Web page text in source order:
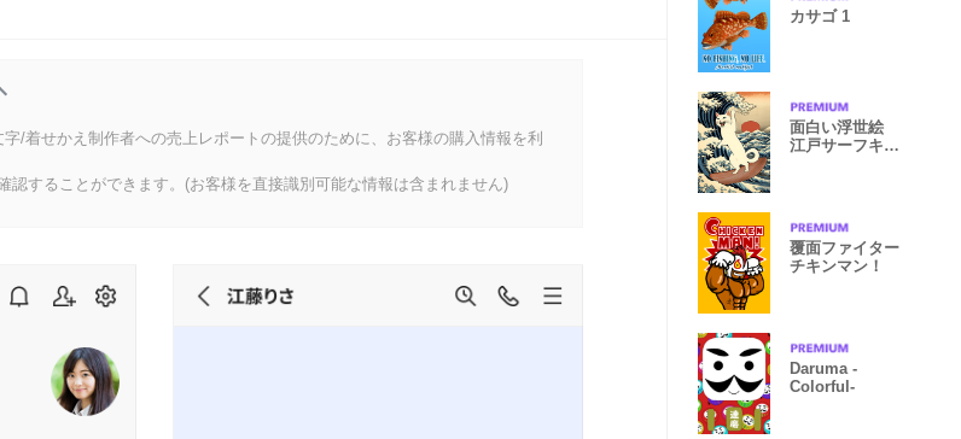
/着せかえ制作者への売上レポートの提供のために、お客様の購入情報を利
認することができます。(お客様を直接識別可能な情報は含まれません)
カサゴ 1
面白い浮世絵
江戸サーフキャ
覆面ファイター
チキンマン！
Daruma -
Colorful-